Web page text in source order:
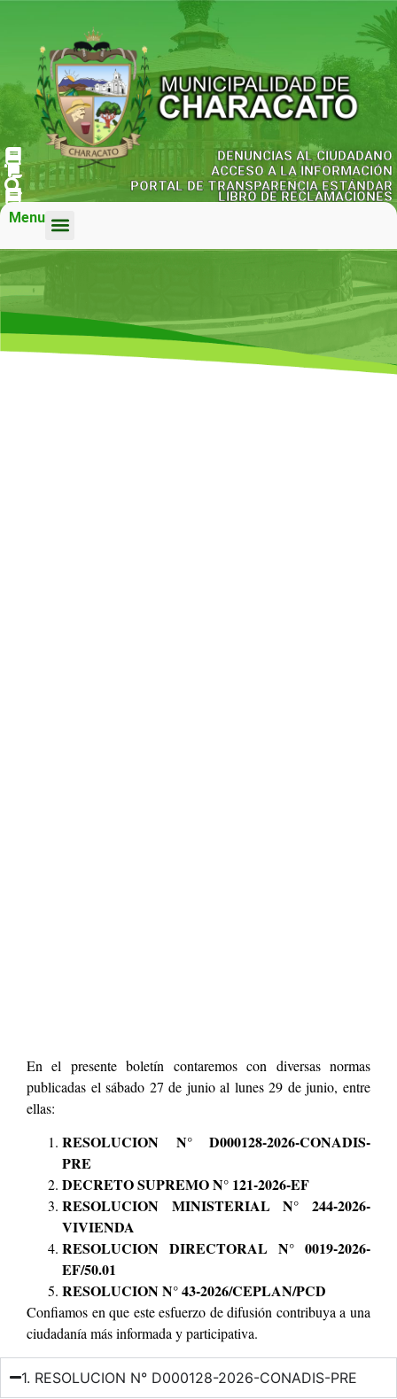
DENUNCIAS AL CIUDADANO
ACCESO A LA INFORMACIÓN
PORTAL DE TRANSPARENCIA ESTÁNDAR
LIBRO DE RECLAMACIONES
Menu
En el presente boletín contaremos con diversas normas
publicadas el sábado 27 de junio al lunes 29 de junio, entre
ellas:
RESOLUCION N° D000128-2026-CONADIS-
PRE
DECRETO SUPREMO N° 121-2026-EF
RESOLUCION MINISTERIAL N° 244-2026-
VIVIENDA
RESOLUCION DIRECTORAL N° 0019-2026-
EF/50.01
RESOLUCION N° 43-2026/CEPLAN/PCD
Confiamos en que este esfuerzo de difusión contribuya a una
ciudadanía más informada y participativa.
1. RESOLUCION N° D000128-2026-CONADIS-PRE